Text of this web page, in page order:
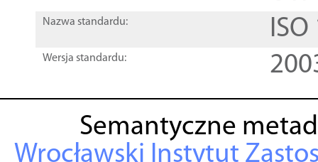
Nazwa standardu:
Wersja standardu:
Semantyczne
Wrocławski Instytut